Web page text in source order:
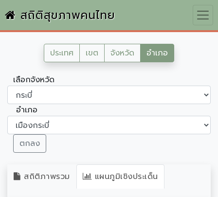
สถิติสุขภาพคนไทย
ประเทศ เขต จังหวัด อำเภอ
เลือกจังหวัด
อำเภอ
ตกลง
สถิติภาพรวม แผนภูมิเชิงประเด็น